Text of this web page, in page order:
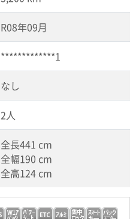
R08年09月
*************1
なし
2人
全長441 cm
全幅190 cm
全高124 cm